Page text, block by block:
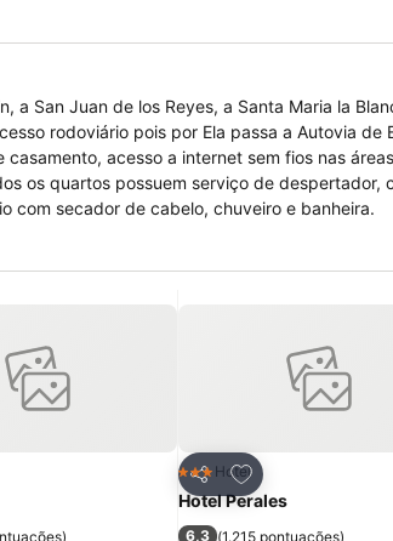
San Juan de los Reyes, a Santa Maria la
rodoviário pois por Ela passa a Autovia de
acesso a internet sem fios nas
os quartos possuem serviço de despertador,
com secador de cabelo, chuveiro e banheira.
aos favoritos
)
Partilhar
Adicionar aos
3 Estrelas
Hotel
Hotel Perales
6,3 (1.215 pontuações)